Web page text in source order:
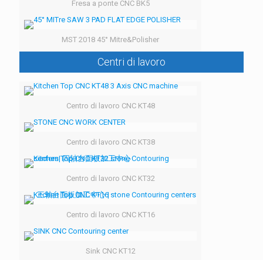
Fresa a ponte CNC BK5
MST 2018 45° Mitre&Polisher
Centri di lavoro
Centro di lavoro CNC KT48
Centro di lavoro CNC KT38
Centro di lavoro CNC KT32
Centro di lavoro CNC KT16
Sink CNC KT12